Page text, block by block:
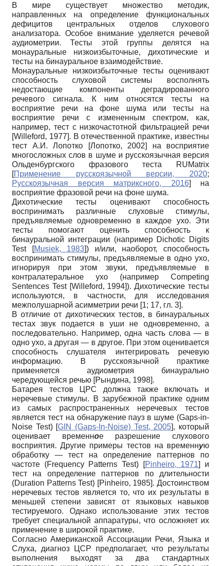
В мире существует множество методик,
направленных на определение функциональных
дефицитов центральных отделов слухового
анализатора. Особое внимание уделяется речевой
аудиометрии. Тесты этой группы делятся на
монауральные низкоизбыточные, дихотические и
тесты на бинауральное взаимодействие.
Монауральные низкоизбыточные тесты оценивают
способность слуховой системы восполнять
недостающие компоненты деградированного
речевого сигнала. К ним относятся тесты на
восприятие речи на фоне шума или тесты на
восприятие речи с измененным спектром, как,
например, тест с низкочастотной фильтрацией речи
[Willeford, 1977]. В отечественной практике, известны
тест А.И. Лопотко
[Лопотко, 2002]
на восприятие
многосложных слов в шуме и русскоязычная версия
Ольденбургского фразового теста RUMatrix
[Применение русскоязычной версии, 2020;
Русскоязычная версия матриксного, 2016] на
восприятие фразовой речи на фоне шума.
Дихотические тесты оценивают способность
воспринимать различные слуховые стимулы,
предъявляемые одновременно в каждое ухо. Эти
тесты помогают оценить способность к
бинауральной интеграции (например Dichotic Digits
Test
[Musiek, 1983]) и/или, наоборот, способность
воспринимать стимулы, предъявляемые в одно ухо,
игнорируя при этом звуки, предъявляемые в
контралатеральное ухо (например Competing
Sentences Test [Willeford, 1994]). Дихотические тесты
используются, в частности, для исследования
межполушарной асимметрии речи [1; 17, гл. 3].
В отличие от дихотических тестов, в бинауральных
тестах звук подается в уши не одновременно, а
последовательно. Например, одна часть слова — в
одно ухо, а другая — в другое. При этом оценивается
способность слушателя интегрировать речевую
информацию. В русскоязычной практике
применяется аудиометрия бинаурально
чередующейся речью [Рындина, 1998].
Батарея тестов ЦРС должна также включать и
неречевые стимулы. В зарубежной практике одним
из самых распространенных неречевых тестов
является тест на обнаружение пауз в шуме (Gaps-in-
Noise Test) [GIN (Gaps-In-Noise) Test, 2005], который
оценивает временное разрешение слухового
восприятия. Другие примеры тестов на временную
обработку — тест на определение паттернов по
частоте (Frequency Patterns Test)
[Pinheiro, 1971]
и
тест на определение паттернов по длительности
(Duration Patterns Test) [Pinheiro, 1985]. Достоинством
неречевых тестов является то, что их результаты в
меньшей степени зависят от языковых навыков
тестируемого. Однако использование этих тестов
требует специальной аппаратуры, что осложняет их
применение в широкой практике.
Согласно Американской Ассоциации Речи, Языка и
Слуха, диагноз ЦСР предполагает, что результаты
выполнения выходят за два стандартных